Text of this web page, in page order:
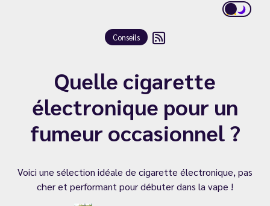
Conseils
Quelle cigarette
électronique pour un
fumeur occasionnel ?
Voici une sélection idéale de cigarette électronique, pas
cher et performant pour débuter dans la vape !